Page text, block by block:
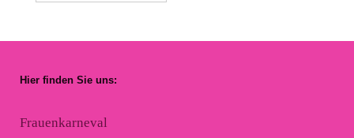
Hier finden Sie uns:
Frauenkarneval